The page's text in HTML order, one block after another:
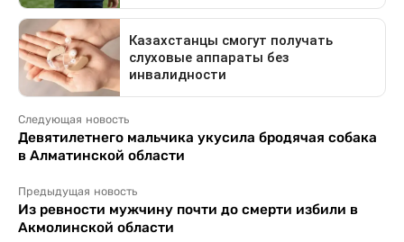
Следующая новость
Девятилетнего мальчика укусила бродячая собака
в Алматинской области
Предыдущая новость
Из ревности мужчину почти до смерти избили в
Акмолинской области